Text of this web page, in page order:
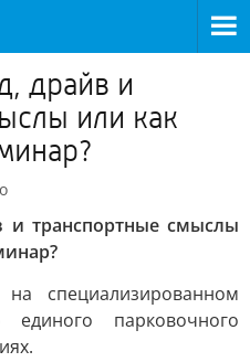
драйв и
или как
транспортные смыслы
специализированном
парковочного